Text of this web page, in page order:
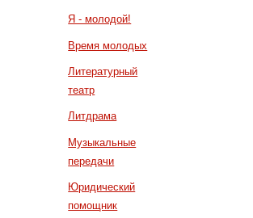
Я - молодой!
Время молодых
Литературный
театр
Литдрама
Музыкальные
передачи
Юридический
помощник